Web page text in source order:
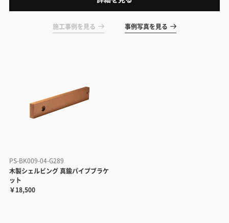
施工事例を見る 事例写真を見る
PS-BK009-04-G289
木製シェルビング 真鍮パイプブラケ
ット
￥18,500